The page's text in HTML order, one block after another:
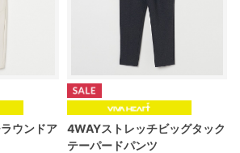
ウンドア
4WAYストレッチビッグタック
テーパードパンツ